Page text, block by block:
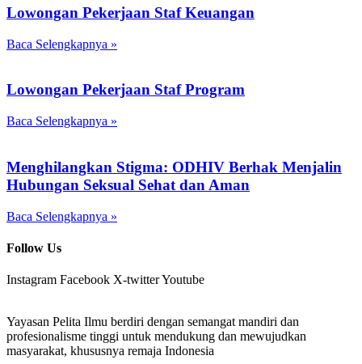
Lowongan Pekerjaan Staf Keuangan
Baca Selengkapnya »
Lowongan Pekerjaan Staf Program
Baca Selengkapnya »
Menghilangkan Stigma: ODHIV Berhak Menjalin
Hubungan Seksual Sehat dan Aman
Baca Selengkapnya »
Follow Us
Instagram Facebook X-twitterYoutube
Yayasan Pelita Ilmu berdiri dengan semangat mandiri dan
profesionalisme tinggi untuk mendukung dan mewujudkan
masyarakat, khususnya remaja Indonesia